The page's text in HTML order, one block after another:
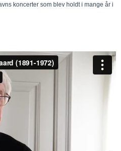
koncerter som blev holdt i mange år i